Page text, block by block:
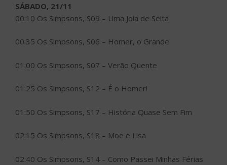
SÁBADO, 21/11
00:10 Os Simpsons, S09 – Uma Joia de Seita
00:35 Os Simpsons, S06 – Homer, o Grande
01:00 Os Simpsons, S07 – Verão Quente
01:25 Os Simpsons, S12 – É o Homer!
01:50 Os Simpsons, S17 – História Quase Sem Fim
02:15 Os Simpsons, S18 – Moe e Lisa
02:40 Os Simpsons, S14 – Como Passei Minhas Férias